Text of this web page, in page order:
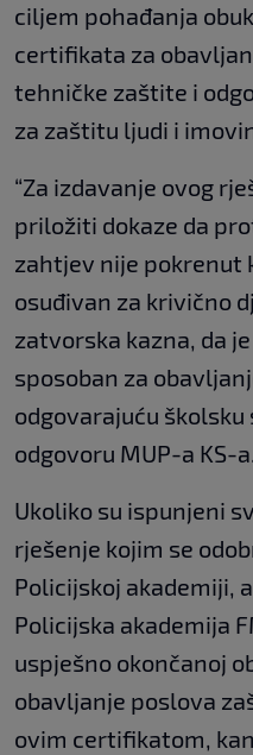
ciljem pohađanja
certifikata za
tehničke zaštite i
za zaštitu ljudi i
“Za izdavanje ovog
priložiti dokaze da
zahtjev nije pokrenut
osuđivan za krivično
zatvorska kazna, da
sposoban za
odgovarajuću školsku
odgovoru MUP-a KS-a.
Ukoliko su ispunjeni
rješenje kojim se
Policijskoj akademiji,
Policijska akademija
uspješno okončanoj
obavljanje poslova
ovim certifikatom,